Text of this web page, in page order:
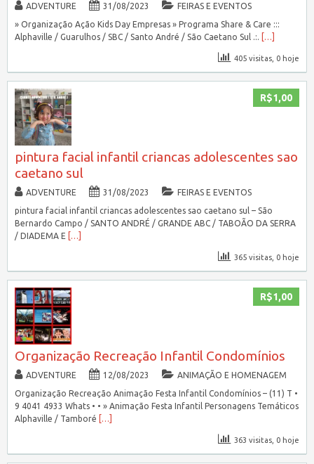
ADVENTURE 31/08/2023
FEIRAS E EVENTOS
» Organização Ação Kids Day Empresas » Programa Share & Care :::
Alphaville / Guarulhos / SBC / Santo André / São Caetano Sul .:.
[…]
405 visitas, 0 hoje
R$1,00
pintura facial infantil criancas adolescentes sao
caetano sul
ADVENTURE 31/08/2023
FEIRAS E EVENTOS
pintura facial infantil criancas adolescentes sao caetano sul – São
Bernardo Campo / SANTO ANDRÉ / GRANDE ABC / TABOÃO DA SERRA
/ DIADEMA E
[…]
365 visitas, 0 hoje
R$1,00
Organização Recreação Infantil Condomínios
ADVENTURE 12/08/2023
ANIMAÇÃO E HOMENAGEM
Organização Recreação Animação Festa Infantil Condomínios – (11) T •
9 4041 4933 Whats • • » Animação Festa Infantil Personagens Temáticos
Alphaville / Tamboré
[…]
363 visitas, 0 hoje